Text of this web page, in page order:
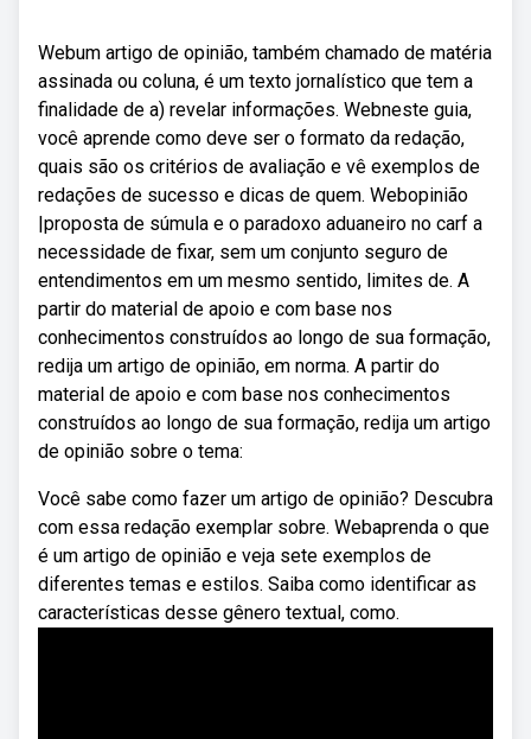
Webum artigo de opinião, também chamado de matéria
assinada ou coluna, é um texto jornalístico que tem a
finalidade de a) revelar informações. Webneste guia,
você aprende como deve ser o formato da redação,
quais são os critérios de avaliação e vê exemplos de
redações de sucesso e dicas de quem. Webopinião
|proposta de súmula e o paradoxo aduaneiro no carf a
necessidade de fixar, sem um conjunto seguro de
entendimentos em um mesmo sentido, limites de. A
partir do material de apoio e com base nos
conhecimentos construídos ao longo de sua formação,
redija um artigo de opinião, em norma. A partir do
material de apoio e com base nos conhecimentos
construídos ao longo de sua formação, redija um artigo
de opinião sobre o tema:
Você sabe como fazer um artigo de opinião? Descubra
com essa redação exemplar sobre. Webaprenda o que
é um artigo de opinião e veja sete exemplos de
diferentes temas e estilos. Saiba como identificar as
características desse gênero textual, como.